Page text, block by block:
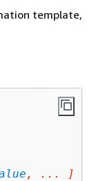
template,
, ... ]